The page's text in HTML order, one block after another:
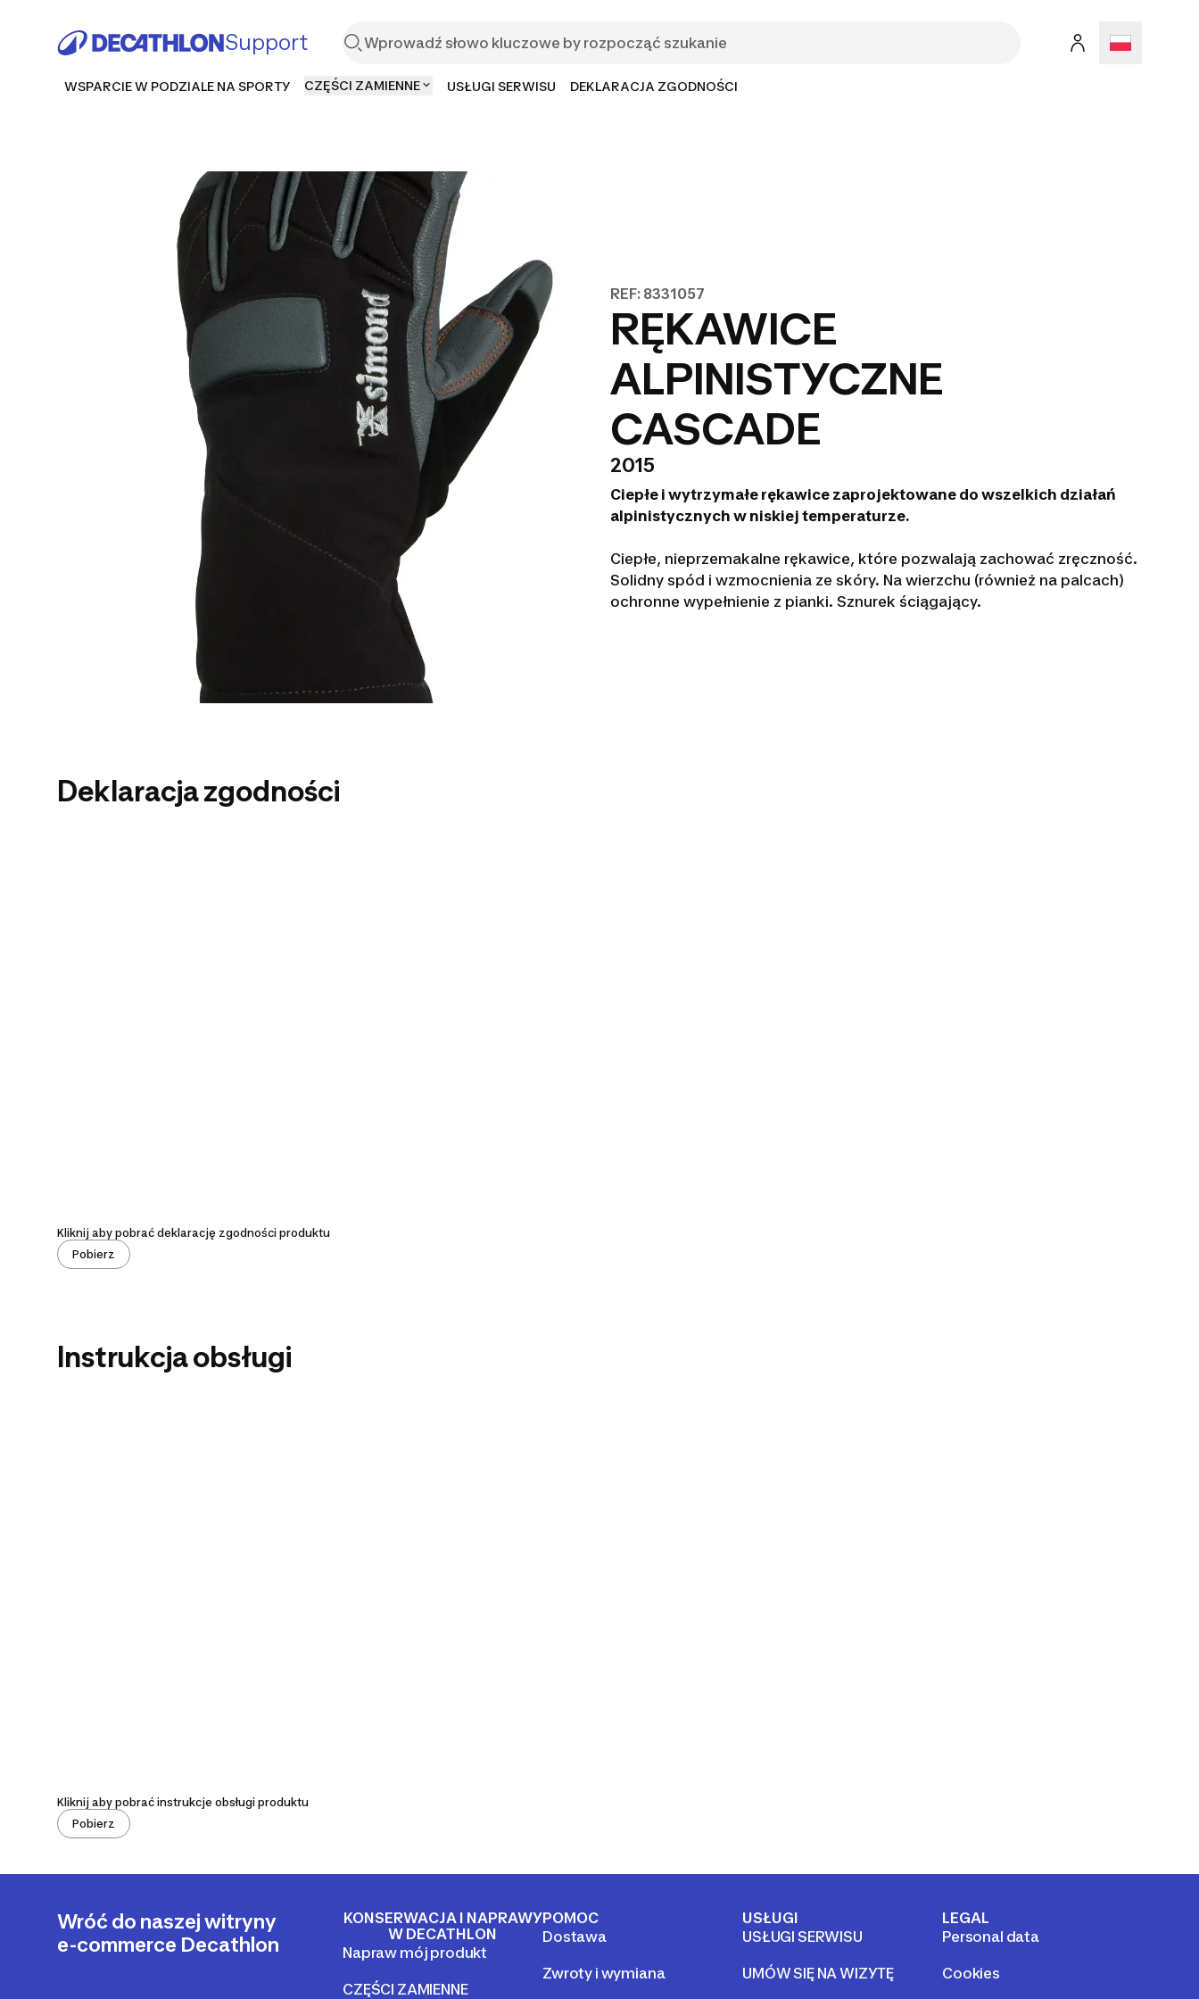
Support
WSPARCIE W PODZIALE NA SPORTY CZĘŚCI ZAMIENNE USŁUGI SERWISU DEKLARACJA ZGODNOŚCI
REF: 8331057
RĘKAWICE
ALPINISTYCZNE
CASCADE
2015
Ciepłe i wytrzymałe rękawice zaprojektowane do wszelkich działań
alpinistycznych w niskiej temperaturze.
Ciepłe, nieprzemakalne rękawice, które pozwalają zachować zręczność.
Solidny spód i wzmocnienia ze skóry. Na wierzchu (również na palcach)
ochronne wypełnienie z pianki. Sznurek ściągający.
Deklaracja zgodności
Kliknij aby pobrać deklarację zgodności produktu
Pobierz
Instrukcja obsługi
Kliknij aby pobrać instrukcje obsługi produktu
Pobierz
Wróć do naszej witryny
e-commerce Decathlon
KONSERWACJA I NAPRAWY
W DECATHLON
Napraw mój produkt
CZĘŚCI ZAMIENNE
POMOC
Dostawa
Zwroty i wymiana
USŁUGI
USŁUGI SERWISU
UMÓW SIĘ NA WIZYTĘ
LEGAL
Personal data
Cookies